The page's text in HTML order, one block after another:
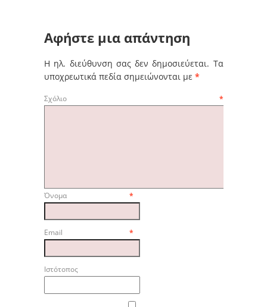
Αφήστε μια απάντηση
Η ηλ. διεύθυνση σας δεν δημοσιεύεται. Τα
υποχρεωτικά πεδία σημειώνονται με *
Σχόλιο *
Όνομα*
Email*
Ιστότοπος